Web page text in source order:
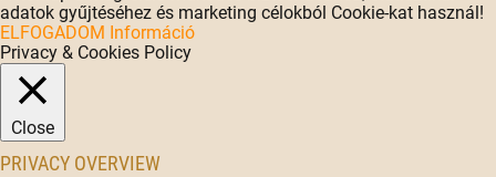
adatok gyűjtéséhez és marketing célokból Cookie-kat használ!
ELFOGADOM Információ
Privacy & Cookies Policy
Close
PRIVACY OVERVIEW